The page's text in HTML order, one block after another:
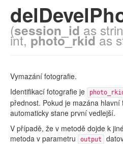
(session_id as
int,photo_rkidas
Vymazání fotografie.
Identifikací fotografie je
přednost. Pokud je mazána
automaticky stane první vedlejší.
V případě, že v metodě dojde k
metoda v parametru
output